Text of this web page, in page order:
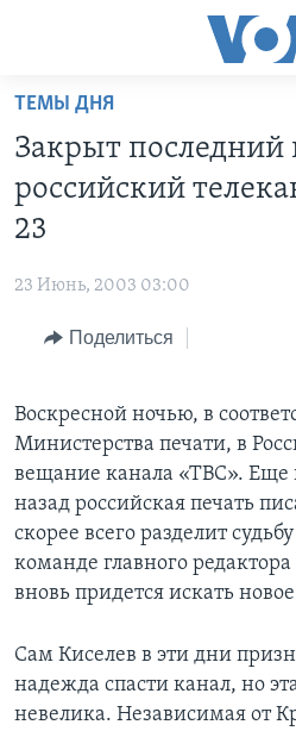
Перейти
основной
контент
Перейти
основной
Перейти
ПРОГРАММЫ
ИТОГИ
ПОЧЕМУ ЭТО ВАЖНО?
ДЕТАЛИ
НЬЮ-ЙОРК NEW YORK
АМЕРИКА. БОЛЬШОЕ
ПРОЕКТЫ
НАША АМЕРИКАНСКАЯ
А КАК В АМЕРИКЕ?
АМЕРИКАНСКИЕ ГОРОДКИ
ТЕСТЫ
ИНТЕРВЬЮ
ФАКТЫ ПРОТИВ ФЕЙКОВ
УЧИМ АНГЛИЙСКИЙ
ВИДЕО
ПОДПИСКА НА НОВОСТИ
Learning English
ТЕМЫ ДНЯ
Закрыт
российский
23
23 Июнь, 2003 03:00
Поделиться
Воскресной ночью, в
Министерства печати, в
вещание канала «ТВС». Еще
назад российская печать
скорее всего разделит
команде главного
вновь придется искать
Сам Киселев в эти дни
надежда спасти канал, но
невелика. Независимая от